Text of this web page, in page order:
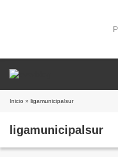
Inicio » ligamunicipalsur
ligamunicipalsur